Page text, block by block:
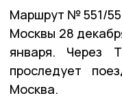
Маршрут № 551/
Москвы 28
января. Через
проследует
Москва.